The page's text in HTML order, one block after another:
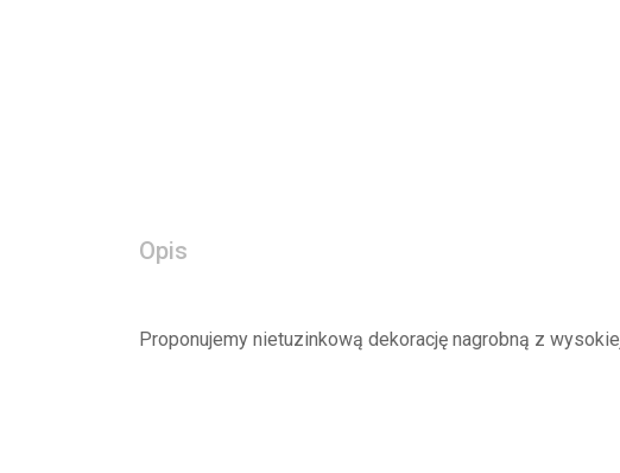
Opis
Proponujemy nietuzinkową dekorację nagrobną z